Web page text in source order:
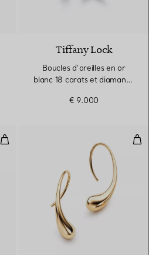
Tiffany Lock
Boucles d’oreilles en or
blanc 18 carats et diamants.
€ 9.000
Boucles d’oreilles Lock en or
3 Matériaux